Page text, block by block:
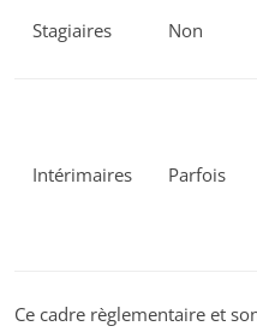
Stagiaires Non
Intérimaires Parfois
Ce cadre règlementaire et